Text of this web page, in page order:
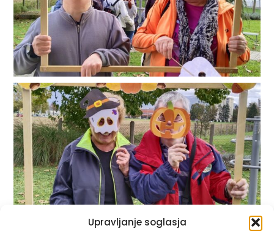
Upravljanje soglasja